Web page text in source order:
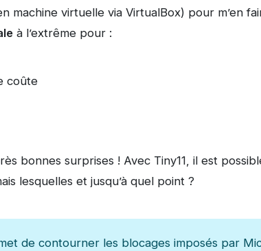
machine virtuelle via VirtualBox) pour m’en
à l’extrême pour :
coûte
bonnes surprises ! Avec Tiny11, il est
lesquelles et jusqu’à quel point ?
de contourner les blocages imposés par